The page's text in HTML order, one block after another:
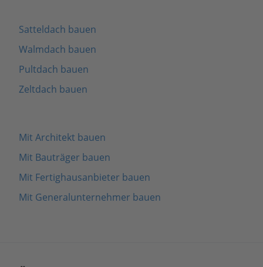
Satteldach bauen
Walmdach bauen
Pultdach bauen
Zeltdach bauen
Mit Architekt bauen
Mit Bauträger bauen
Mit Fertighausanbieter bauen
Mit Generalunternehmer bauen